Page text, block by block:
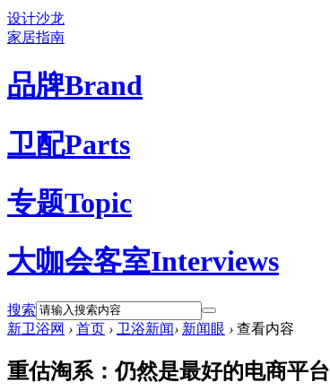
设计沙龙
家居指南
品牌Brand
卫配Parts
专题Topic
大咖会客室Interviews
搜索
新卫浴网 › 首页 › 卫浴新闻› 新闻眼 › 查看内容
重估淘系：仍然是最好的电商平台